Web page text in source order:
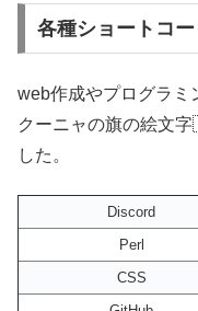
各種ショートコー
web作成やプログラミ
クーニャの旗の絵文
した。
Discord
Perl
CSS